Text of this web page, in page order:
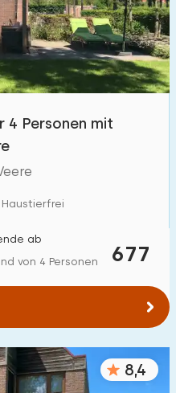
8
45
130
4 Personen mit
Haustierfrei
677
ab
von 4 Personen
8,4